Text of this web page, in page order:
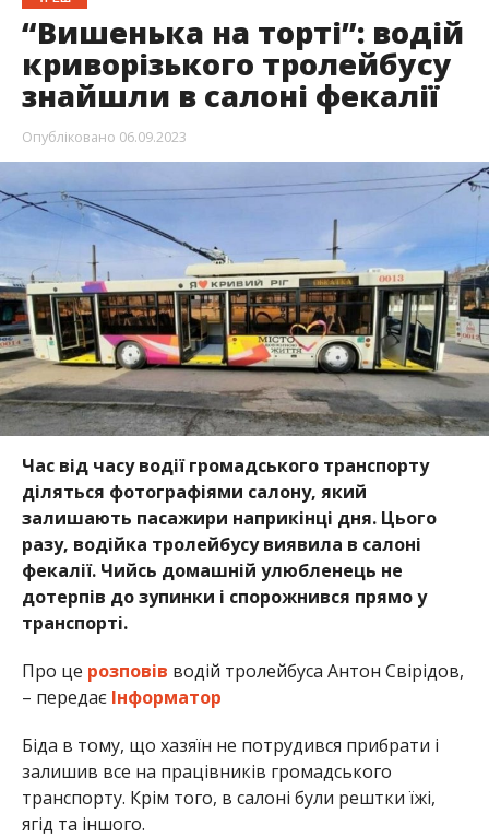
“Вишенька на торті”: водій
криворізького тролейбусу
знайшли в салоні фекалії
Опубліковано 06.09.2023
Час від часу водії громадського транспорту
діляться фотографіями салону, який
залишають пасажири наприкінці дня. Цього
разу, водійка тролейбусу виявила в салоні
фекалії. Чийсь домашній улюбленець не
дотерпів до зупинки і спорожнився прямо у
транспорті.
Про це розповів водій тролейбуса Антон Свірідов,
– передає Інформатор
Біда в тому, що хазяїн не потрудився прибрати і
залишив все на працівників громадського
транспорту. Крім того, в салоні були рештки їжі,
ягід та іншого.